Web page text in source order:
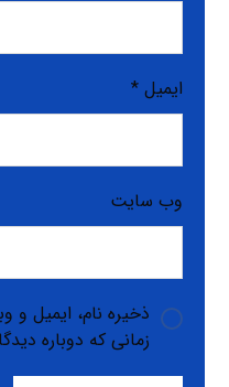
ایمیل*
وب‌ سایت
ذخیره نام، ایمیل و
زمانی که دوباره